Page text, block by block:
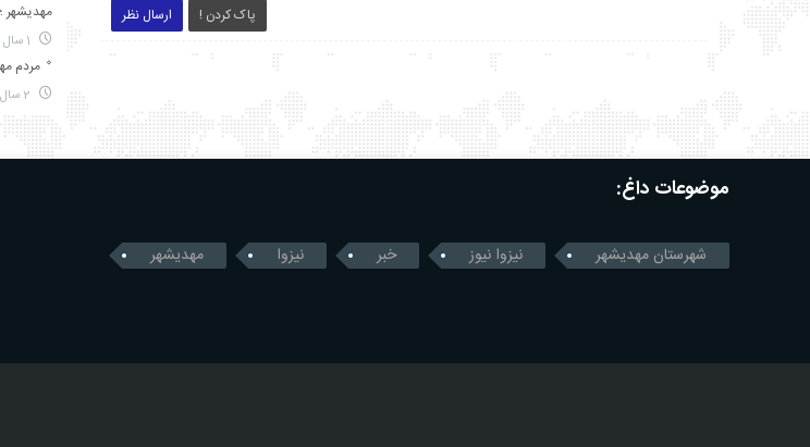
ارسال نظر پاک کردن !
مهدیشهر
مردم
موضوعات داغ:
شهرستان مهدیشهر نیزوا نیوز خبر نیزوا مهدیشهر